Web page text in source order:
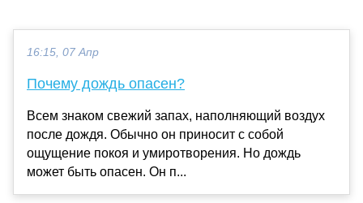
16:15, 07 Апр
Почему дождь опасен?
Всем знаком свежий запах, наполняющий воздух
после дождя. Обычно он приносит с собой
ощущение покоя и умиротворения. Но дождь
может быть опасен. Он п...